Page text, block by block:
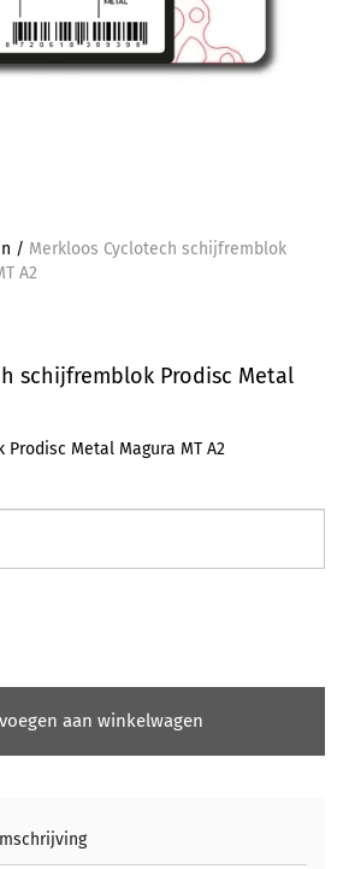
/ Merkloos Cyclotech schijfremblok
A2
schijfremblok Prodisc Metal
Metal Magura MT A2
aan winkelwagen